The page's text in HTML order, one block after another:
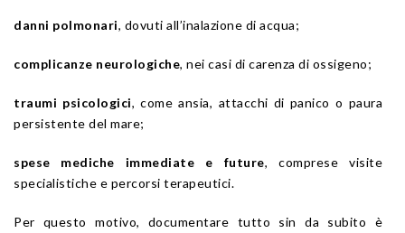
danni polmonari, dovuti all’inalazione di acqua;
complicanze neurologiche, nei casi di carenza di ossigeno;
traumi psicologici, come ansia, attacchi di panico o paura
persistente del mare;
spese mediche immediate e future, comprese visite
specialistiche e percorsi terapeutici.
Per questo motivo, documentare tutto sin da subito è